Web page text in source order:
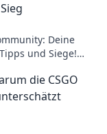
Deine
und Siege!
die CSGO